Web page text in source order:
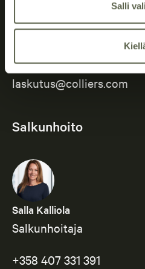
Salli
emmi.vappula@suure.fi
laskutus@colliers.com
Salkunhoito
Salla Kalliola
Salkunhoitaja
+358 407 331 391